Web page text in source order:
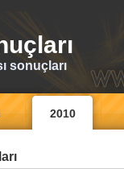
sonuçları
2010